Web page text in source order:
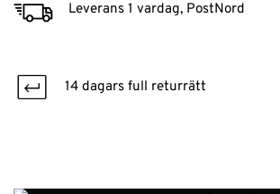
Leverans 1 vardag, PostNord
14 dagars full returrätt